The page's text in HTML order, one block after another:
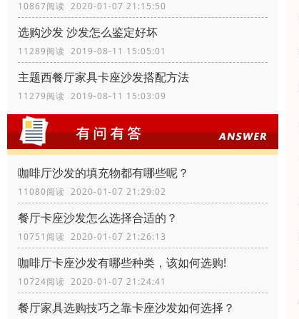
10867阅读 2020-01-07 21:15:50
选购沙发 沙发怎么鉴定好坏
11289阅读 2019-08-11 15:05:01
主题西餐厅家具卡座沙发搭配方法
11279阅读 2019-08-11 15:03:09
咖啡厅沙发的填充物都有哪些呢？
11080阅读 2020-01-07 21:29:02
餐厅卡座沙发怎么选择合适的？
10751阅读 2020-01-07 21:26:13
咖啡厅卡座沙发有哪些种类，该如何选购!
10724阅读 2020-01-07 21:24:41
餐厅家具选购技巧之靠卡座沙发如何选择？